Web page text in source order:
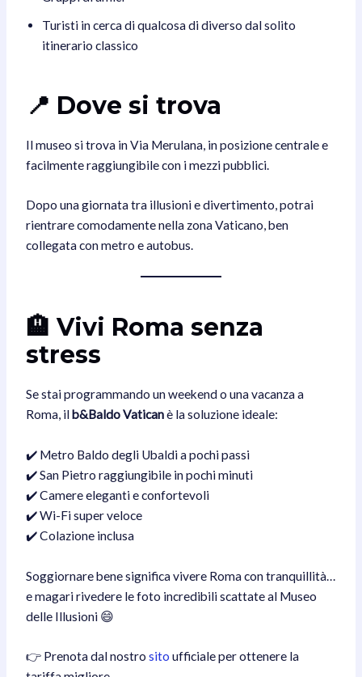
Turisti in cerca di qualcosa di diverso dal solito
itinerario classico
📍 Dove si trova
Il museo si trova in Via Merulana, in posizione centrale e
facilmente raggiungibile con i mezzi pubblici.
Dopo una giornata tra illusioni e divertimento, potrai
rientrare comodamente nella zona Vaticano, ben
collegata con metro e autobus.
🏨 Vivi Roma senza
stress
Se stai programmando un weekend o una vacanza a
Roma, ilb&Baldo Vaticanè la soluzione ideale:
✔️ Metro Baldo degli Ubaldi a pochi passi
✔️ San Pietro raggiungibile in pochi minuti
✔️ Camere eleganti e confortevoli
✔️ Wi-Fi super veloce
✔️ Colazione inclusa
Soggiornare bene significa vivere Roma con tranquillità…
e magari rivedere le foto incredibili scattate al Museo
delle Illusioni 😄
👉 Prenota dal nostrosito ufficiale per ottenere la